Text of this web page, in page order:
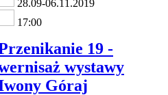
28.09-06.11.2019
17:00
19 -
wystawy
Góraj